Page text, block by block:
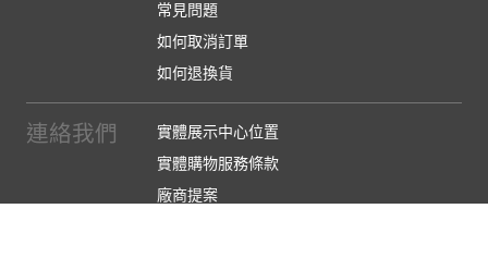
常見問題
如何取消訂單
如何退換貨
連絡我們
實體展示中心位置
實體購物服務條款
廠商提案